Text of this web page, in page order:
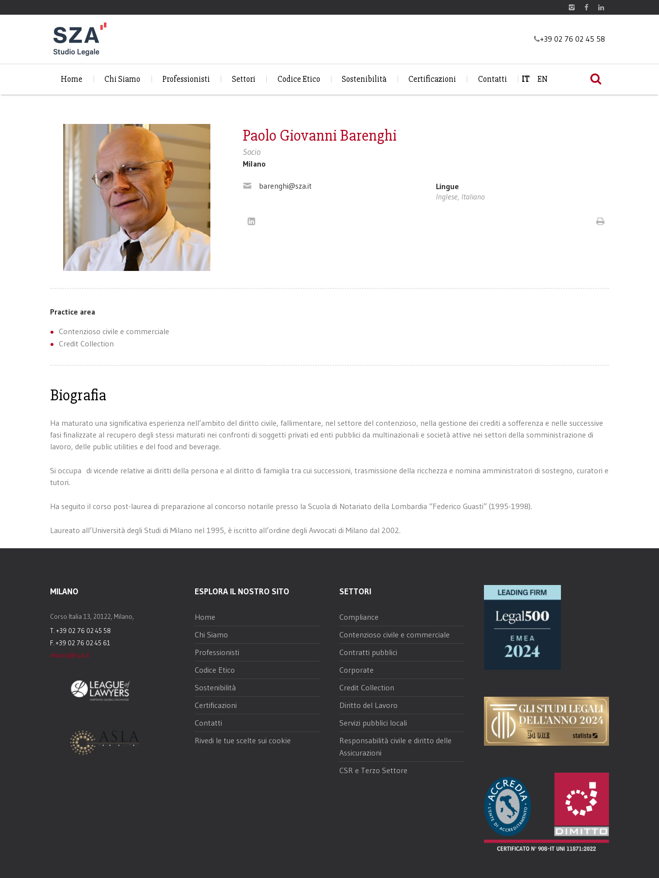
+39 02 76 02 45 58
Home Chi Siamo Professionisti Settori Codice Etico Sostenibilità Certificazioni Contatti IT EN
Paolo Giovanni Barenghi
Socio
Milano
barenghi@sza.it
Lingue
Inglese, Italiano
Practice area
Contenzioso civile e commerciale
Credit Collection
Biografia
Ha maturato una significativa esperienza nell’ambito del diritto civile, fallimentare, nel settore del contenzioso, nella gestione dei crediti a sofferenza e nelle successive
fasi finalizzate al recupero degli stessi maturati nei confronti di soggetti privati ed enti pubblici da multinazionali e società attive nei settori della somministrazione di
lavoro, delle public utilities e del food and beverage.
Si occupa di vicende relative ai diritti della persona e al diritto di famiglia tra cui successioni, trasmissione della ricchezza e nomina amministratori di sostegno, curatori e
tutori.
Ha seguito il corso post-laurea di preparazione al concorso notarile presso la Scuola di Notariato della Lombardia “Federico Guasti” (1995-1998).
Laureato all’Università degli Studi di Milano nel 1995, è iscritto all’ordine degli Avvocati di Milano dal 2002.
MILANO
Corso Italia 13, 20122, Milano,
T. +39 02 76 02 45 58
F. +39 02 76 02 45 61
milano@sza.it
ESPLORA IL NOSTRO SITO
Home
Chi Siamo
Professionisti
Codice Etico
Sostenibilità
Certificazioni
Contatti
Rivedi le tue scelte sui cookie
SETTORI
Compliance
Contenzioso civile e commerciale
Contratti pubblici
Corporate
Credit Collection
Diritto del Lavoro
Servizi pubblici locali
Responsabilità civile e diritto delle
Assicurazioni
CSR e Terzo Settore